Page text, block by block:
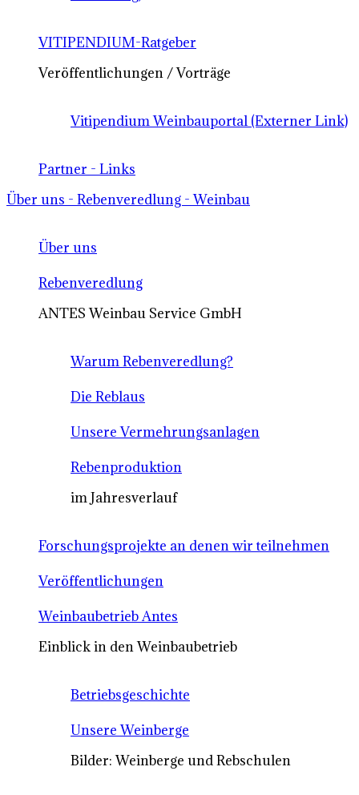
VITIPENDIUM-Ratgeber
Veröffentlichungen / Vorträge
Vitipendium Weinbauportal (Externer Link)
Partner - Links
Über uns - Rebenveredlung - Weinbau
Über uns
Rebenveredlung
ANTES Weinbau Service GmbH
Warum Rebenveredlung?
Die Reblaus
Unsere Vermehrungsanlagen
Rebenproduktion
im Jahresverlauf
Forschungsprojekte an denen wir teilnehmen
Veröffentlichungen
Weinbaubetrieb Antes
Einblick in den Weinbaubetrieb
Betriebsgeschichte
Unsere Weinberge
Bilder: Weinberge und Rebschulen